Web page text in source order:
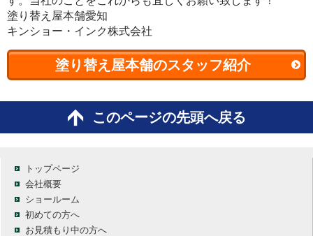
塗り替え屋本舗愛知
キンショー・インク株式会社
塗り替え屋本舗のスタッフ紹介
このページの先頭へ戻る
トップページ
会社概要
ショールーム
初めての方へ
お見積もり中の方へ